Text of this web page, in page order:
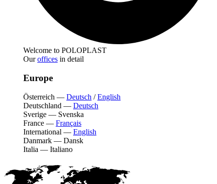
Welcome to POLOPLAST
Ouroffices in detail
Europe
Österreich — Deutsch /English
Deutschland — Deutsch
Sverige — Svenska
France — Français
International — English
Danmark — Dansk
Italia — Italiano